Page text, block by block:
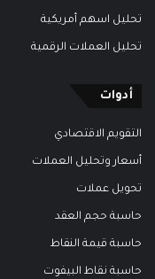
تحليل اسهم أمريكية
تحليل العملات الرقمية
أدوات
التقويم الاقتصادي
أسعار وتحليل العملات
تحويل عملات
حاسبة حجم العقد
حاسبة قيمة النقاط
حاسبة نقاط البيفوت